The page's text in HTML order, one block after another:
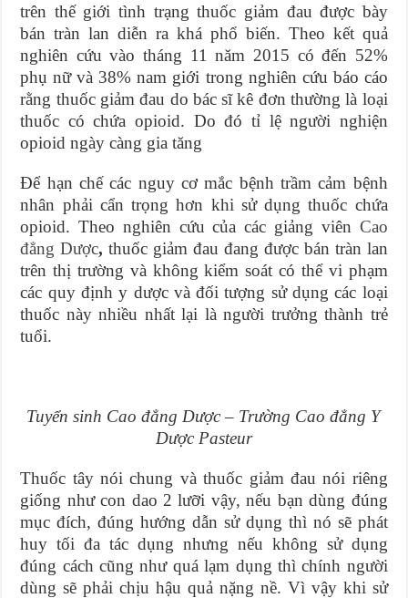
trên thế giới tình trạng thuốc giảm đau được bày
bán tràn lan diễn ra khá phổ biến. Theo kết quả
nghiên cứu vào tháng 11 năm 2015 có đến 52%
phụ nữ và 38% nam giới trong nghiên cứu báo cáo
rằng thuốc giảm đau do bác sĩ kê đơn thường là loại
thuốc có chứa opioid. Do đó tỉ lệ người nghiện
opioid ngày càng gia tăng
Để hạn chế các nguy cơ mắc bệnh trầm cảm bệnh
nhân phải cẩn trọng hơn khi sử dụng thuốc chứa
opioid. Theo nghiên cứu của các giảng viên Cao
đẳng Dược, thuốc giảm đau đang được bán tràn lan
trên thị trường và không kiểm soát có thể vi phạm
các quy định y dược và đối tượng sử dụng các loại
thuốc này nhiều nhất lại là người trưởng thành trẻ
tuổi.
Tuyển sinh Cao đẳng Dược – Trường Cao đẳng Y
Dược Pasteur
Thuốc tây nói chung và thuốc giảm đau nói riêng
giống như con dao 2 lưỡi vậy, nếu bạn dùng đúng
mục đích, đúng hướng dẫn sử dụng thì nó sẽ phát
huy tối đa tác dụng nhưng nếu không sử dụng
đúng cách cũng như quá lạm dụng thì chính người
dùng sẽ phải chịu hậu quả nặng nề. Vì vậy khi sử